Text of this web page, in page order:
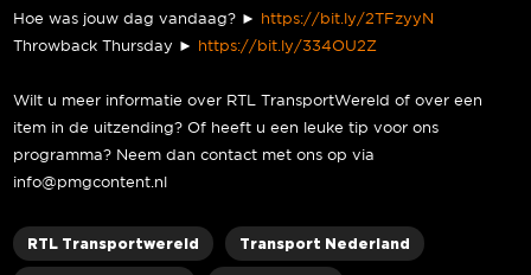
Hoe was jouw dag vandaag? ► https://bit.ly/2TFzyyN
Throwback Thursday ► https://bit.ly/334OU2Z
Wilt u meer informatie over RTL TransportWereld of over een
item in de uitzending? Of heeft u een leuke tip voor ons
programma? Neem dan contact met ons op via
info@pmgcontent.nl
RTL Transportwereld Transport Nederland